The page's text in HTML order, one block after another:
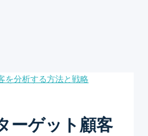
ーゲット顧客